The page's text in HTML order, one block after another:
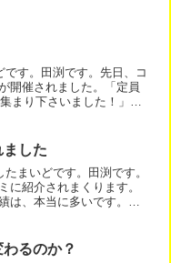
す。田渕です。先日、コ
開催されました。「定員
まり下さいました！」
した
まいどです。田渕です。
に紹介されまくります。
は、本当に多いです。そ
るのか？